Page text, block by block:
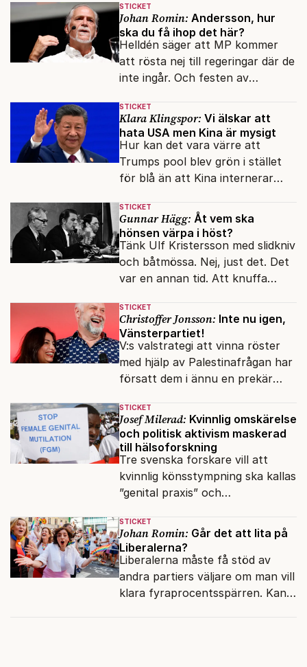
STICKET
Johan Romin: Andersson, hur
ska du få ihop det här?
Helldén säger att MP kommer
att rösta nej till regeringar där de
inte ingår. Och festen av
betalas med lån.
STICKET
Klara Klingspor: Vi älskar att
hata USA men Kina är mysigt
Hur kan det vara värre att
Trumps pool blev grön i stället
för blå än att Kina internerar
omskolningsläger?
STICKET
Gunnar Hägg: Åt vem ska
hönsen värpa i höst?
Tänk Ulf Kristersson med slidkniv
och båtmössa. Nej, just det. Det
var en annan tid. Att knuffa
otänkbart.
STICKET
Christoffer Jonsson: Inte nu igen,
Vänsterpartiet!
V:s valstrategi att vinna röster
med hjälp av Palestinafrågan har
försatt dem i ännu en prekär
terrorvurm.
STICKET
Josef Milerad: Kvinnlig omskärelse
och politisk aktivism maskerad
till hälsoforskning
Tre svenska forskare vill att
kvinnlig könsstympning ska kallas
”genital praxis” och
sensationsjournalistik.
STICKET
Johan Romin: Går det att lita på
Liberalerna?
Liberalerna måste få stöd av
andra partiers väljare om man vill
klara fyraprocentsspärren. Kan